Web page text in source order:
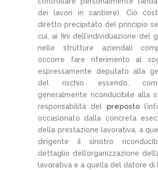
dei lavori in cantiere). Ciò
diretto precipitato del principio
cui, ai fini dell’individuazione del
nelle strutture aziendali
occorre fare riferimento al
espressamente deputato alla
del rischio essendo,
generalmente riconducibile alla
responsabilità del preposto
occasionato dalla concreta
della prestazione lavorativa, a
dirigente il sinistro
dettaglio dell’organizzazione
lavorativa e a quella del datore di